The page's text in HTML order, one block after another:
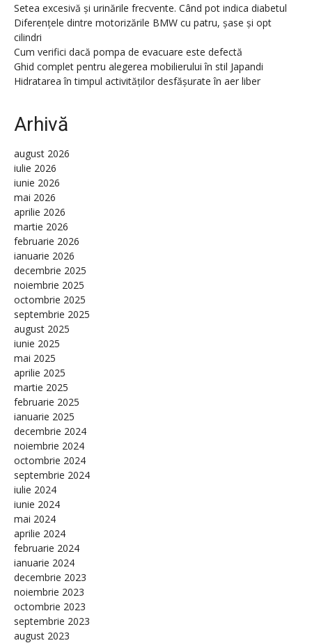
Setea excesivă și urinările frecvente. Când pot indica diabetul
Diferențele dintre motorizările BMW cu patru, șase și opt
cilindri
Cum verifici dacă pompa de evacuare este defectă
Ghid complet pentru alegerea mobilierului în stil Japandi
Hidratarea în timpul activităților desfășurate în aer liber
Arhivă
august 2026
iulie 2026
iunie 2026
mai 2026
aprilie 2026
martie 2026
februarie 2026
ianuarie 2026
decembrie 2025
noiembrie 2025
octombrie 2025
septembrie 2025
august 2025
iunie 2025
mai 2025
aprilie 2025
martie 2025
februarie 2025
ianuarie 2025
decembrie 2024
noiembrie 2024
octombrie 2024
septembrie 2024
iulie 2024
iunie 2024
mai 2024
aprilie 2024
februarie 2024
ianuarie 2024
decembrie 2023
noiembrie 2023
octombrie 2023
septembrie 2023
august 2023